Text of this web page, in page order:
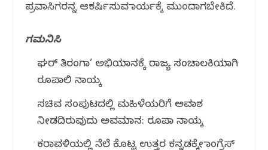
ಪ್ರವಾಸಿಗರನ್ನ ಆಕರ್ಷಿಸುವ ಕಾರ್ಯಕ್ಕೆ ಮುಂದಾಗಬೇಕಿದೆ.
ಗಮನಿಸಿ
ಘರ್ ತಿರಂಗಾ’ ಅಭಿಯಾನಕ್ಕೆ ರಾಜ್ಯ ಸಂಚಾಲಕಿಯಾಗಿ
ರೂಪಾಲಿ ನಾಯ್ಕ
ಸಚಿವ ಸಂಪುಟದಲ್ಲಿ ಮಹಿಳೆಯರಿಗೆ ಅವಕಾಶ
ನೀಡದಿರುವುದು ಅವಮಾನ: ರೂಪಾ ನಾಯ್ಕ
ಕರಾವಳಿಯಲ್ಲಿ ನೆಲೆ ಕೊಟ್ಟ ಉತ್ತರ ಕನ್ನಡಕ್ಕೇ ಕಾಂಗ್ರೆಸ್